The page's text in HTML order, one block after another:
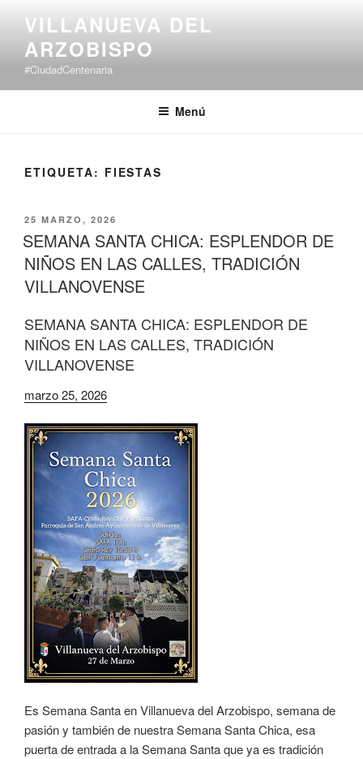
contenido
VILLANUEVA DEL
ARZOBISPO
#CiudadCentenaria
Menú
ETIQUETA: FIESTAS
PUBLICADO
EL
25 MARZO, 2026
SEMANA SANTA CHICA: ESPLENDOR DE
NIÑOS EN LAS CALLES, TRADICIÓN
VILLANOVENSE
SEMANA SANTA CHICA: ESPLENDOR DE
NIÑOS EN LAS CALLES, TRADICIÓN
VILLANOVENSE
marzo 25, 2026
Es Semana Santa en Villanueva del Arzobispo, semana de
pasión y también de nuestra Semana Santa Chica, esa
puerta de entrada a la Semana Santa que ya es tradición